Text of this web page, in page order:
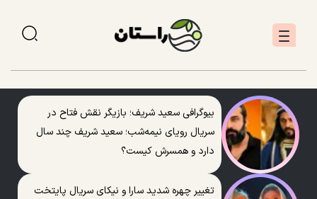
بیوگرافی سعید شریف؛ بازیگر نقش فتاح در
سریال رویای نیمه‌شب؛ سعید شریف چند سال
دارد و همسرش کیست؟
تغییر چهره شدید سارا و نیکای سریال پایتخت